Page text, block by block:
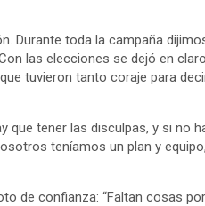
Durante toda la campaña
las elecciones se dejó en
tuvieron tanto coraje para
tener las disculpas, y si no
teníamos un plan y
de confianza: “Faltan cosas